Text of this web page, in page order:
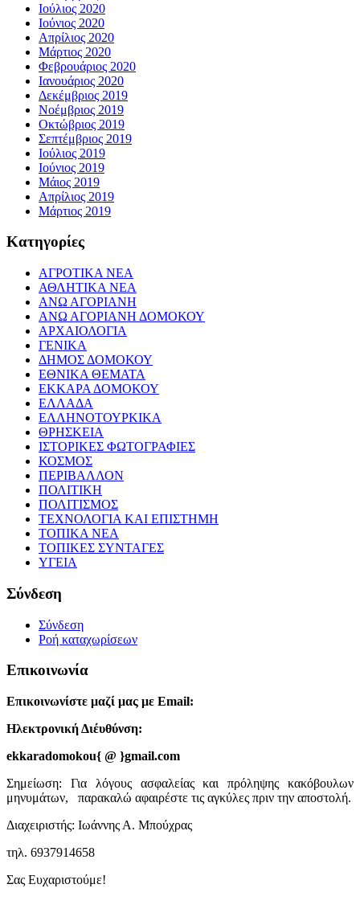
Ιούλιος 2020
Ιούνιος 2020
Απρίλιος 2020
Μάρτιος 2020
Φεβρουάριος 2020
Ιανουάριος 2020
Δεκέμβριος 2019
Νοέμβριος 2019
Οκτώβριος 2019
Σεπτέμβριος 2019
Ιούλιος 2019
Ιούνιος 2019
Μάιος 2019
Απρίλιος 2019
Μάρτιος 2019
Kατηγορίες
ΑΓΡΟΤΙΚΑ ΝΕΑ
ΑΘΛΗΤΙΚΑ ΝΕΑ
ΑΝΩ ΑΓΟΡΙΑΝΗ
ΑΝΩ ΑΓΟΡΙΑΝΗ ΔΟΜΟΚΟΥ
ΑΡΧΑΙΟΛΟΓΙΑ
ΓΕΝΙΚΑ
ΔΗΜΟΣ ΔΟΜΟΚΟΥ
ΕΘΝΙΚΑ ΘΕΜΑΤΑ
ΕΚΚΑΡΑ ΔΟΜΟΚΟΥ
ΕΛΛΑΔΑ
ΕΛΛΗΝΟΤΟΥΡΚΙΚΑ
ΘΡΗΣΚΕΙΑ
ΙΣΤΟΡΙΚΕΣ ΦΩΤΟΓΡΑΦΙΕΣ
ΚΟΣΜΟΣ
ΠΕΡΙΒΑΛΛΟΝ
ΠΟΛΙΤΙΚΗ
ΠΟΛΙΤΙΣΜΟΣ
ΤΕΧΝΟΛΟΓΙΑ ΚΑΙ ΕΠΙΣΤΗΜΗ
ΤΟΠΙΚΑ ΝΕΑ
ΤΟΠΙΚΕΣ ΣΥΝΤΑΓΕΣ
ΥΓΕΙΑ
Σύνδεση
Σύνδεση
Ροή καταχωρίσεων
Επικοινωνία
Επικοινωνίστε μαζί μας με Email:
Ηλεκτρονική Διέυθύνση:
ekkaradomokou{ @ }gmail.com
Σημείωση: Για λόγους ασφαλείας και πρόληψης κακόβουλων
μηνυμάτων, παρακαλώ αφαιρέστε τις αγκύλες πριν την αποστολή.
Διαχειριστής: Ιωάννης Α. Μπούχρας
τηλ. 6937914658
Σας Ευχαριστούμε!